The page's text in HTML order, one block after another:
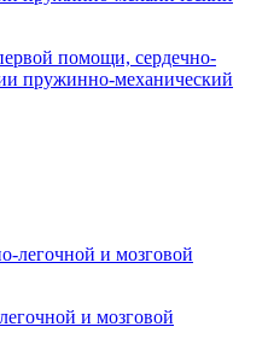
помощи, сердечно-
пружинно-механический
и мозговой